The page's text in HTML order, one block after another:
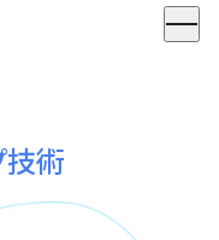
技術